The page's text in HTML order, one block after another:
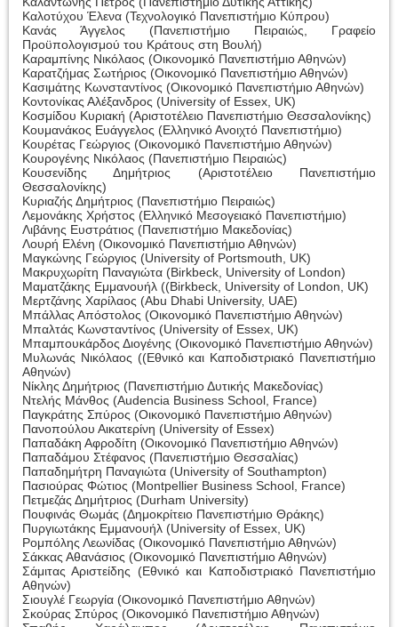
Καλοτύχου Έλενα (Τεχνολογικό Πανεπιστήμιο Κύπρου)
Κανάς Άγγελος (Πανεπιστήμιο Πειραιώς, Γραφείο
Προϋπολογισμού του Κράτους στη Βουλή)
Καραμπίνης Νικόλαος (Οικονομικό Πανεπιστήμιο Αθηνών)
Καρατζήμας Σωτήριος (Οικονομικό Πανεπιστήμιο Αθηνών)
Κασιμάτης Κωνσταντίνος (Οικονομικό Πανεπιστήμιο Αθηνών)
Κοντονίκας Αλέξανδρος (University of Essex, UK)
Κοσμίδου Κυριακή (Αριστοτέλειο Πανεπιστήμιο Θεσσαλονίκης)
Κουμανάκος Ευάγγελος (Ελληνικό Ανοιχτό Πανεπιστήμιο)
Κουρέτας Γεώργιος (Οικονομικό Πανεπιστήμιο Αθηνών)
Κουρογένης Νικόλαος (Πανεπιστήμιο Πειραιώς)
Κουσενίδης Δημήτριος (Αριστοτέλειο Πανεπιστήμιο
Θεσσαλονίκης)
Κυριαζής Δημήτριος (Πανεπιστήμιο Πειραιώς)
Λεμονάκης Χρήστος (Ελληνικό Μεσογειακό Πανεπιστήμιο)
Λιβάνης Ευστράτιος (Πανεπιστήμιο Μακεδονίας)
Λουρή Ελένη (Οικονομικό Πανεπιστήμιο Αθηνών)
Μαγκώνης Γεώργιος (University of Portsmouth, UK)
Μακρυχωρίτη Παναγιώτα (Birkbeck, University of London)
Μαματζάκης Εμμανουήλ ((Birkbeck, University of London, UK)
Μερτζάνης Χαρίλαος (Abu Dhabi University, UAE)
Μπάλλας Απόστολος (Οικονομικό Πανεπιστήμιο Αθηνών)
Μπαλτάς Κωνσταντίνος (University of Essex, UK)
Μπαμπουκάρδος Διογένης (Οικονομικό Πανεπιστήμιο Αθηνών)
Μυλωνάς Νικόλαος ((Εθνικό και Καποδιστριακό Πανεπιστήμιο
Αθηνών)
Νίκλης Δημήτριος (Πανεπιστήμιο Δυτικής Μακεδονίας)
Ντελής Μάνθος (Audencia Business School, France)
Παγκράτης Σπύρος (Οικονομικό Πανεπιστήμιο Αθηνών)
Πανοπούλου Αικατερίνη (University of Essex)
Παπαδάκη Αφροδίτη (Οικονομικό Πανεπιστήμιο Αθηνών)
Παπαδάμου Στέφανος (Πανεπιστήμιο Θεσσαλίας)
Παπαδημήτρη Παναγιώτα (University of Southampton)
Πασιούρας Φώτιος (Montpellier Business School, France)
Πετμεζάς Δημήτριος (Durham University)
Πουφινάς Θωμάς (Δημοκρίτειο Πανεπιστήμιο Θράκης)
Πυργιωτάκης Εμμανουήλ (University of Essex, UK)
Ρομπόλης Λεωνίδας (Οικονομικό Πανεπιστήμιο Αθηνών)
Σάκκας Αθανάσιος (Οικονομικό Πανεπιστήμιο Αθηνών)
Σάμιτας Αριστείδης (Εθνικό και Καποδιστριακό Πανεπιστήμιο
Αθηνών)
Σιουγλέ Γεωργία (Οικονομικό Πανεπιστήμιο Αθηνών)
Σκούρας Σπύρος (Οικονομικό Πανεπιστήμιο Αθηνών)